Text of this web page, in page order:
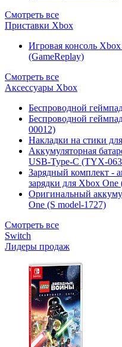
Смотреть все
Приставки Xbox
Игровая консоль
(GameReplay)
Смотреть все
Аксессуары Xbox
Беспроводной
Беспроводной
00012)
Накладки на стики
Аккумуляторная
USB-Type-C (TYX-
Зарядный комплект -
зарядки для Xbox
Оригинальный
One (S model-1727)
Смотреть все
Switch
Лидеры продаж